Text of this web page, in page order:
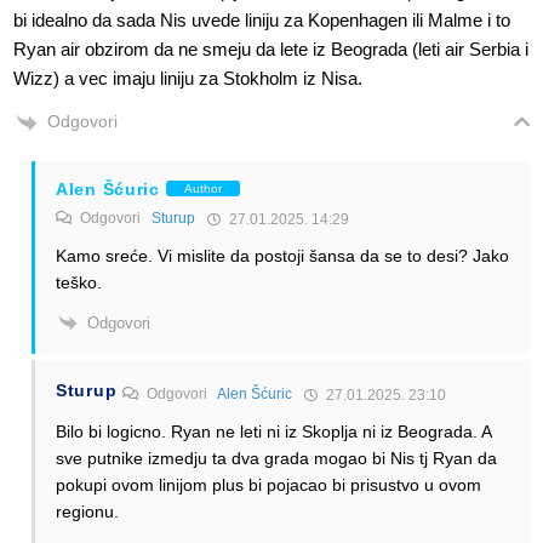
bi idealno da sada Nis uvede liniju za Kopenhagen ili Malme i to
Ryan air obzirom da ne smeju da lete iz Beograda (leti air Serbia i
Wizz) a vec imaju liniju za Stokholm iz Nisa.
Odgovori
Alen Šćuric Author
Odgovori Sturup 27.01.2025. 14:29
Kamo sreće. Vi mislite da postoji šansa da se to desi? Jako
teško.
Odgovori
Sturup OdgovoriAlen Šćuric 27.01.2025. 23:10
Bilo bi logicno. Ryan ne leti ni iz Skoplja ni iz Beograda. A
sve putnike izmedju ta dva grada mogao bi Nis tj Ryan da
pokupi ovom linijom plus bi pojacao bi prisustvo u ovom
regionu.